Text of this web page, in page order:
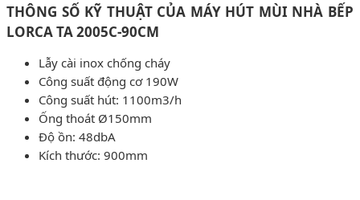
THÔNG SỐ KỸ THUẬT CỦA MÁY HÚT MÙI NHÀ BẾP
LORCA TA 2005C-90CM
Lẫy cài inox chống cháy
Công suất động cơ 190W
Công suất hút: 1100m3/h
Ống thoát Ø150mm
Độ ồn: 48dbA
Kích thước: 900mm